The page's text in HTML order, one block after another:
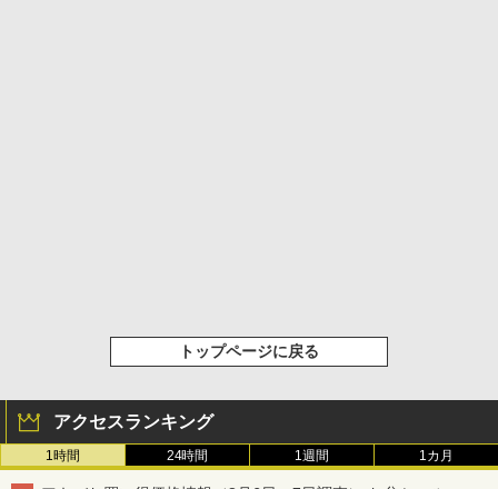
トップページに戻る
アクセスランキング
1時間 24時間 1週間 1カ月